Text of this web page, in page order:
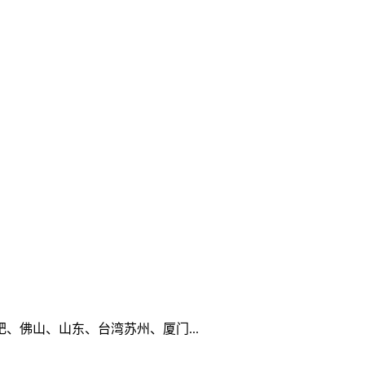
佛山、山东、台湾苏州、厦门...